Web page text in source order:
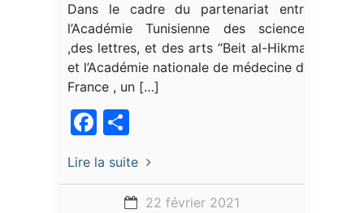
Dans le cadre du partenariat entre
l’Académie Tunisienne des sciences
,des lettres, et des arts “Beit al-Hikma”
et l’Académie nationale de médecine de
France , un […]
Facebook
Lire la suite
22 février 2021